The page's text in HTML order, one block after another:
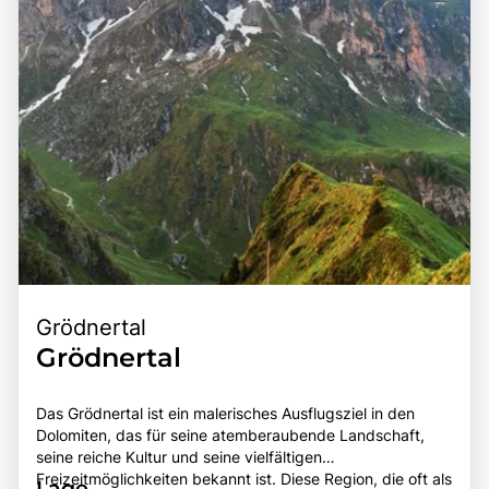
unvergesslichen Ziel für Reisende.
Grödnertal
Grödnertal
Das Grödnertal ist ein malerisches Ausflugsziel in den
Dolomiten, das für seine atemberaubende Landschaft,
seine reiche Kultur und seine vielfältigen
Freizeitmöglichkeiten bekannt ist. Diese Region, die oft als